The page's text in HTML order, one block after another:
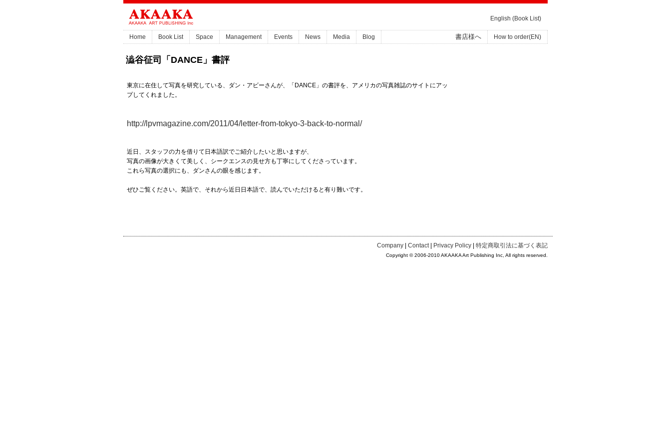
English (Book List)
Home Book List Space Management Events News Media Blog 書店様へ How to order(EN)
澁谷征司「DANCE」書評
東京に在住して写真を研究している、ダン・アビーさんが、「DANCE」の書評を、アメリカの写真雑誌のサイトにアッ
プしてくれました。
http://lpvmagazine.com/2011/04/letter-from-tokyo-3-back-to-normal/
近日、スタッフの力を借りて日本語訳でご紹介したいと思いますが、
写真の画像が大きくて美しく、シークエンスの見せ方も丁寧にしてくださっています。
これら写真の選択にも、ダンさんの眼を感じます。
ぜひご覧ください。英語で、それから近日日本語で、読んでいただけると有り難いです。
Company Contact| Privacy Policy 特定商取引法に基づく表記
Copyright © 2006-2010 AKAAKA Art Publishing Inc, All rights reserved.